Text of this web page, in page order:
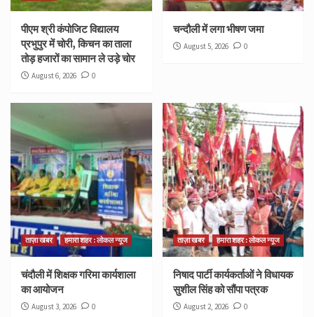
पीएम श्री कंपोजिट विद्यालय
प्रभुपुर में चोरी, किचन का ताला
तोड़ हजारों का सामान ले उड़े चोर
August 6, 2026 0
चन्दौली में लगा भीषण जमा
August 5, 2026 0
ताज़ा खबर हमारा शहर : लोकल न्यूज
चंदौली में शिक्षक गरिमा कार्यशाला
का आयोजन
August 3, 2026 0
ताज़ा खबर हमारा शहर : लोकल न्यूज
निषाद पार्टी कार्यकर्ताओं ने विधायक
सुशील सिंह को सौंपा पत्रक
August 2, 2026 0